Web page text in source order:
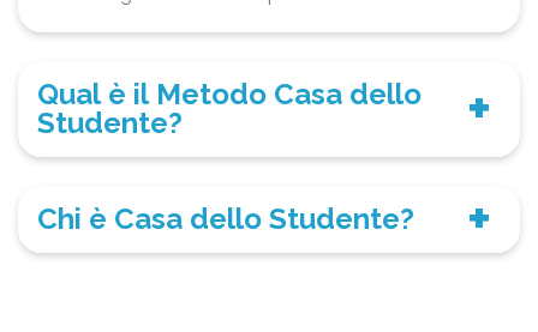
Qual è il Metodo Casa dello
Studente?
Chi è Casa dello Studente?